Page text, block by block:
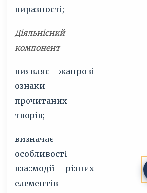
виразності;
Діяльнісний
компонент
виявляє жанрові
ознаки
прочитаних
творів;
визначає
особливості
взаємодії різних
елементів